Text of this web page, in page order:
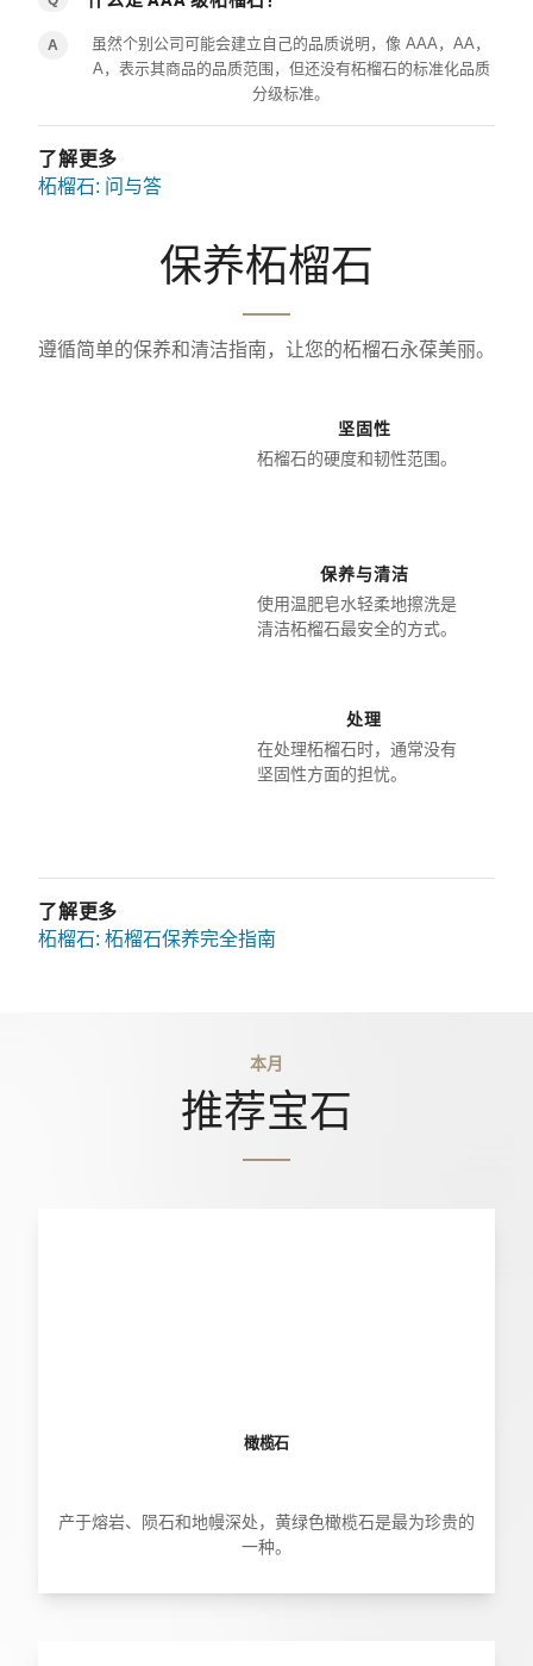
A
虽然个别公司可能会建立自己的品质说明，像 AAA，AA，
A，表示其商品的品质范围，但还没有柘榴石的标准化品质
分级标准。
了解更多
柘榴石: 问与答
保养柘榴石
遵循简单的保养和清洁指南，让您的柘榴石永葆美丽。
坚固性
柘榴石的硬度和韧性范围。
保养与清洁
使用温肥皂水轻柔地擦洗是
清洁柘榴石最安全的方式。
处理
在处理柘榴石时，通常没有
坚固性方面的担忧。
了解更多
柘榴石: 柘榴石保养完全指南
本月
推荐宝石
橄榄石
产于熔岩、陨石和地幔深处，黄绿色橄榄石是最为珍贵的
一种。